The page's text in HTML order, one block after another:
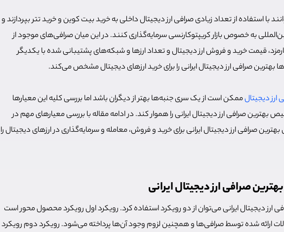
با استفاده از تعداد زیادی صرافی ارز دیجیتال داخلی به خرید بیت کوین و خرید تتر بپردازند و
به خصوص بازار کریپتوکارنسی سرمایه‌گذاری کنند. در این میان صرافی‌های موجود از
قیمت خرید و فروش ارز دیجیتال و تعداد ارزها و شبکه‌های پشتیبانی شده با یکدیگر
بهترین صرافی ارز دیجیتال ایرانی را برای خرید ارزهای دیجیتال مشخص می‌کند.
ارز دیجیتالممکن است از یک سری جنبه‌ها بهتر از دیگران باشد اما بررسی کلیه این معیارها
صرافی ارز دیجیتال ایرانی را هموار کند. در ادامه مقاله با بررسی معیارهای مهم در
صرافی ارز دیجیتال ایرانی برای خرید و فروش، معامله و سرمایه‌گذاری در ارزهای دیجیتال را
صرافی ارز دیجیتال ایرانی
ارز دیجیتال ایرانی می‌توان از دو رویکرد استفاده کرد. رویکرد اول رویکرد محصول محور است
ارائه شده توسط صرافی‌ها و همچنین لزوم وجود آن‌ها پرداخته می‌شود. رویکرد دوم رویکرد